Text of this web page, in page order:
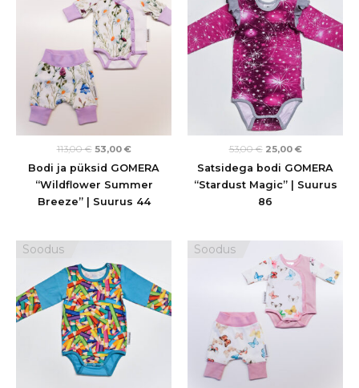
113,00€
oli:
113,00 €.
53,00 €
on:
53,00 €.
Bodi ja püksid GOMERA
“Wildflower Summer
Breeze” | Suurus 44
53,00€
oli:
53,00 €.
25,00 €
on:
25,00 €.
Satsidega bodi GOMERA
“Stardust Magic” | Suurus
86
Soodus
oli:
49,00 €.
on:
23,00 €.
Soodus
hind
oli:
113,00 €.
hind
on:
53,00 €.